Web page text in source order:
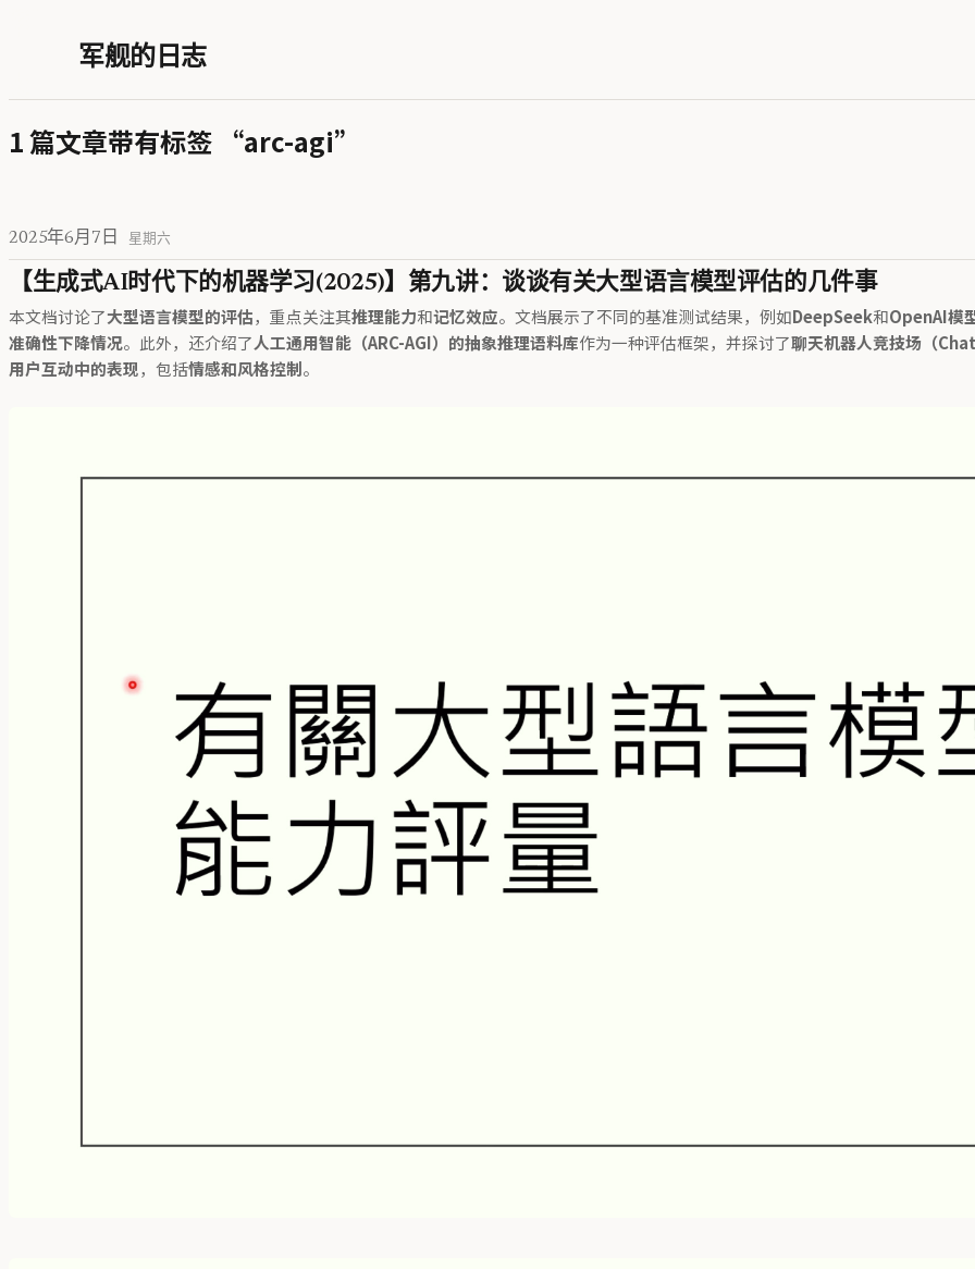
军舰的日志
1 篇文章带有标签 “arc-agi”
2025年6月7日 星期六
【生成式AI时代下的机器学习(2025)】第九讲：谈谈有关大型语言模型评估的几件事
本文档讨论了大型语言模型的评估，重点关注其推理能力和记忆效应。文档展示了不同的基准测试结果，例如DeepSeek和OpenAI模
准确性下降情况。此外，还介绍了人工通用智能（ARC-AGI）的抽象推理语料库作为一种评估框架，并探讨了聊天机器人竞技场（
用户互动中的表现，包括情感和风格控制。